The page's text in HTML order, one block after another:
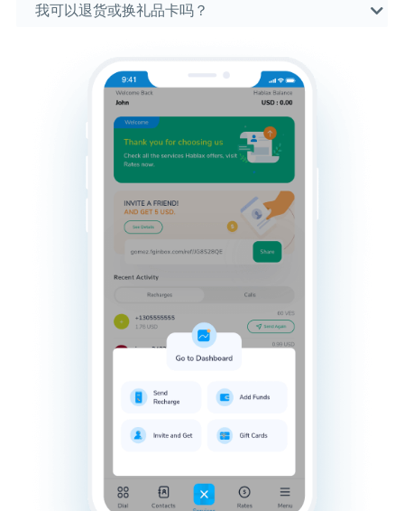
我可以退货或换礼品卡吗？